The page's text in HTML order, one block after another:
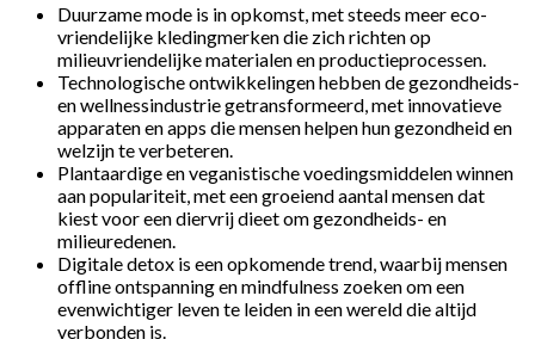
Duurzame mode is in opkomst, met steeds meer eco-
vriendelijke kledingmerken die zich richten op
milieuvriendelijke materialen en productieprocessen.
Technologische ontwikkelingen hebben de gezondheids-
en wellnessindustrie getransformeerd, met innovatieve
apparaten en apps die mensen helpen hun gezondheid en
welzijn te verbeteren.
Plantaardige en veganistische voedingsmiddelen winnen
aan populariteit, met een groeiend aantal mensen dat
kiest voor een diervrij dieet om gezondheids- en
milieuredenen.
Digitale detox is een opkomende trend, waarbij mensen
offline ontspanning en mindfulness zoeken om een
evenwichtiger leven te leiden in een wereld die altijd
verbonden is.